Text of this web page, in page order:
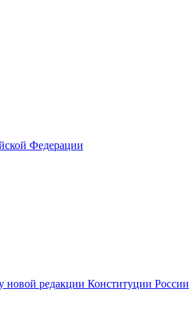
Федерации
редакции Конституции России